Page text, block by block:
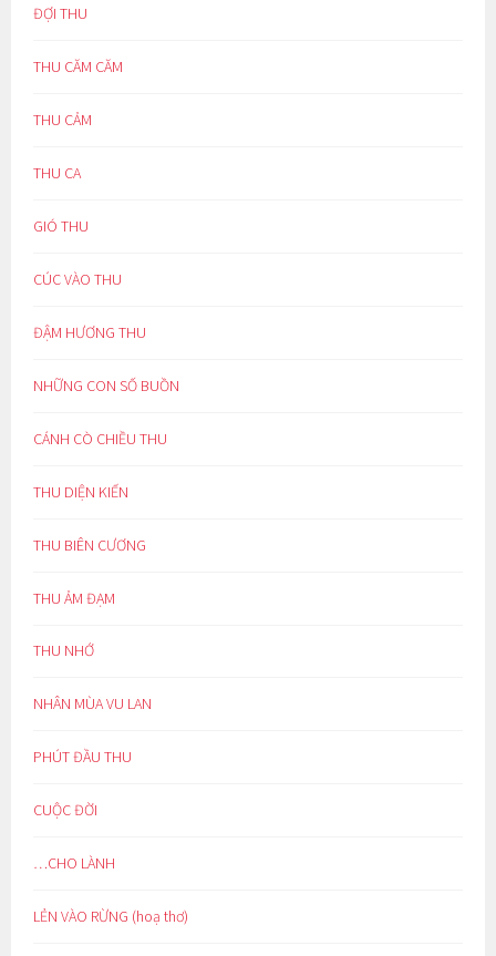
ĐỢI THU
THU CĂM CĂM
THU CẢM
THU CA
GIÓ THU
CÚC VÀO THU
ĐẬM HƯƠNG THU
NHỮNG CON SỐ BUỒN
CÁNH CÒ CHIỀU THU
THU DIỆN KIẾN
THU BIÊN CƯƠNG
THU ẢM ĐẠM
THU NHỚ
NHÂN MÙA VU LAN
PHÚT ĐẦU THU
CUỘC ĐỜI
…CHO LÀNH
LẺN VÀO RỪNG (hoạ thơ)